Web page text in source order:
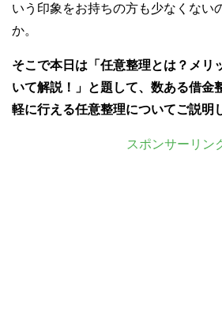
いう印象をお持ちの方も少なくない
か。
そこで本日は「 任意整理とは ？メリ
いて解説！」と題して、数ある借金
軽に行える任意整理についてご説明
スポンサーリン